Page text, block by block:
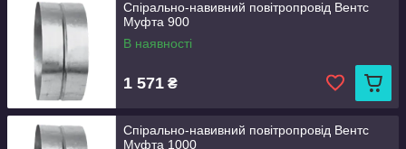
Спірально-навивний повітропровід Вентс
Муфта 900
В наявності
1 571 ₴
Спірально-навивний повітропровід Вентс
Муфта 1000